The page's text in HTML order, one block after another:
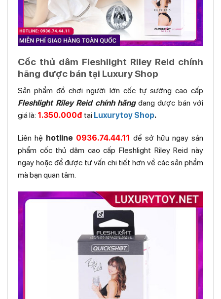
Cốc thủ dâm Fleshlight Riley Reid chính
hãng được bán tại Luxury Shop
Sản phẩm đồ chơi người lớn cốc tự sướng cao cấp
Fleshlight Riley Reid chính hãngđang được bán với
giá là: 1.350.000đ tại Luxurytoy Shop.
Liên hệ hotline 0936.74.44.11 để sở hữu ngay sản
phẩm cốc thủ dâm cao cấp Fleshlight Riley Reid này
ngay hoặc để được tư vấn chi tiết hơn về các sản phẩm
mà bạn quan tâm.